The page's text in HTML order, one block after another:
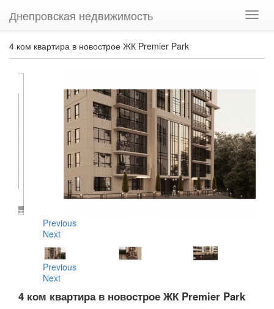
Днепровская недвижимость
4 ком квартира в новострое ЖК Premier Park
Previous
Next
Previous
Next
4 ком квартира в новострое ЖК Premier Park